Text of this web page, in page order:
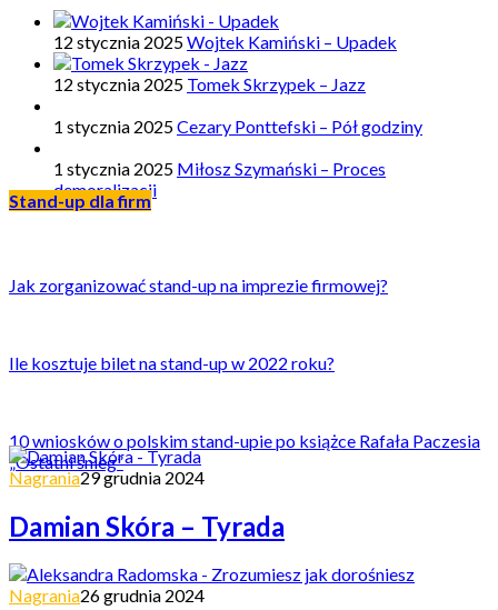
12 stycznia 2025Wojtek Kamiński – Upadek
12 stycznia 2025 Tomek Skrzypek – Jazz
1 stycznia 2025Cezary Ponttefski – Pół godziny
1 stycznia 2025 Miłosz Szymański – Proces
demoralizacji
Stand-up dla firm
Jak zorganizować stand-up na imprezie firmowej?
Ile kosztuje bilet na stand-up w 2022 roku?
10 wniosków o polskim stand-upie po książce Rafała Paczesia
„Ostatni śnieg”
Nagrania29 grudnia 2024
Damian Skóra – Tyrada
Nagrania26 grudnia 2024